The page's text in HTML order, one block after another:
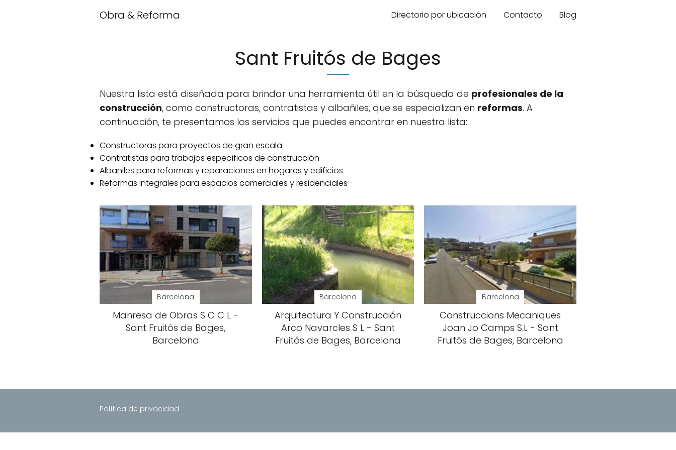
Obra & Reforma Directorio por ubicación Contacto Blog
Sant Fruitós de Bages
Nuestra lista está diseñada para brindar una herramienta útil en la búsqueda de profesionales de la
construcción, como constructoras, contratistas y albañiles, que se especializan en reformas. A
continuación, te presentamos los servicios que puedes encontrar en nuestra lista:
Constructoras para proyectos de gran escala
Contratistas para trabajos específicos de construcción
Albañiles para reformas y reparaciones en hogares y edificios
Reformas integrales para espacios comerciales y residenciales
Barcelona
Manresa de Obras S C C L -
Sant Fruitós de Bages,
Barcelona
Barcelona
Arquitectura Y Construcción
Arco Navarcles S L - Sant
Fruitós de Bages, Barcelona
Barcelona
Construccions Mecaniques
Joan Jo Camps S.L - Sant
Fruitós de Bages, Barcelona
Política de privacidad